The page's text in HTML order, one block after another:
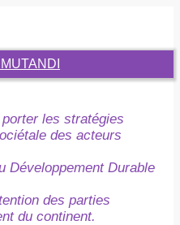
les stratégies
des acteurs
Développement Durable
des parties
du continent.